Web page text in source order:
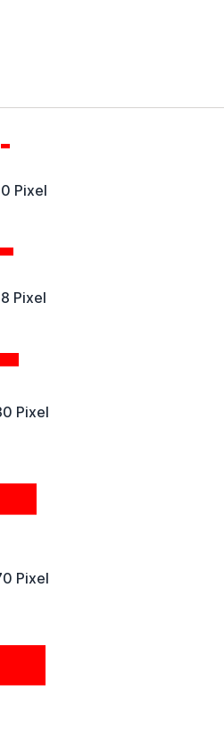
Pixel
Pixel
Pixel
Pixel